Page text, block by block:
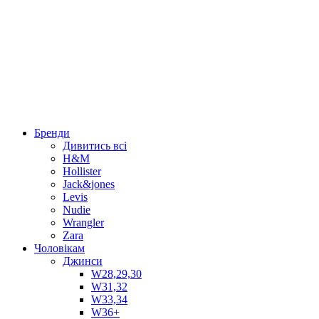
Бренди
Дивитись всі
H&M
Hollister
Jack&jones
Levis
Nudie
Wrangler
Zara
Чоловікам
Джинси
W28,29,30
W31,32
W33,34
W36+